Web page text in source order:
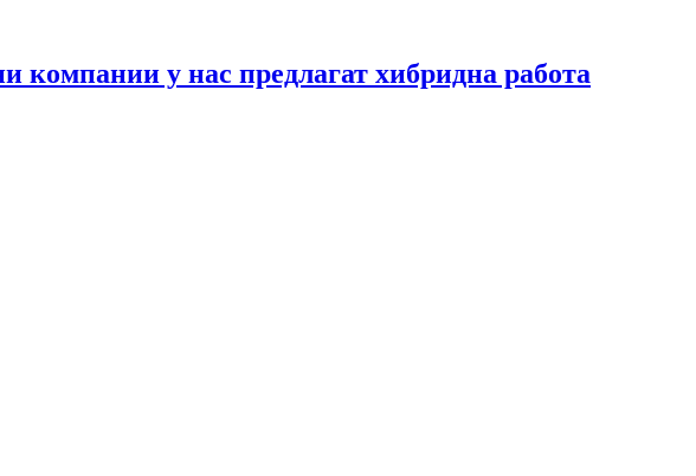
компании у нас предлагат хибридна работа